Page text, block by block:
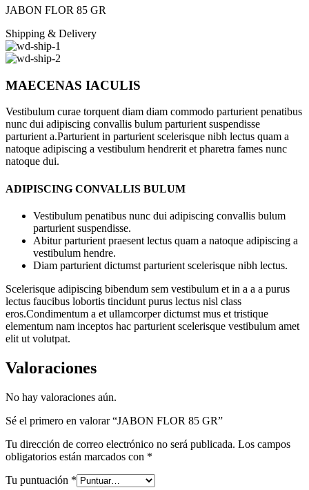
JABON FLOR 85 GR
Shipping & Delivery
MAECENAS IACULIS
Vestibulum curae torquent diam diam commodo parturient penatibus
nunc dui adipiscing convallis bulum parturient suspendisse
parturient a.Parturient in parturient scelerisque nibh lectus quam a
natoque adipiscing a vestibulum hendrerit et pharetra fames nunc
natoque dui.
ADIPISCING CONVALLIS BULUM
Vestibulum penatibus nunc dui adipiscing convallis bulum
parturient suspendisse.
Abitur parturient praesent lectus quam a natoque adipiscing a
vestibulum hendre.
Diam parturient dictumst parturient scelerisque nibh lectus.
Scelerisque adipiscing bibendum sem vestibulum et in a a a purus
lectus faucibus lobortis tincidunt purus lectus nisl class
eros.Condimentum a et ullamcorper dictumst mus et tristique
elementum nam inceptos hac parturient scelerisque vestibulum amet
elit ut volutpat.
Valoraciones
No hay valoraciones aún.
Sé el primero en valorar “JABON FLOR 85 GR”
Tu dirección de correo electrónico no será publicada. Los campos
obligatorios están marcados con *
Tu puntuación *